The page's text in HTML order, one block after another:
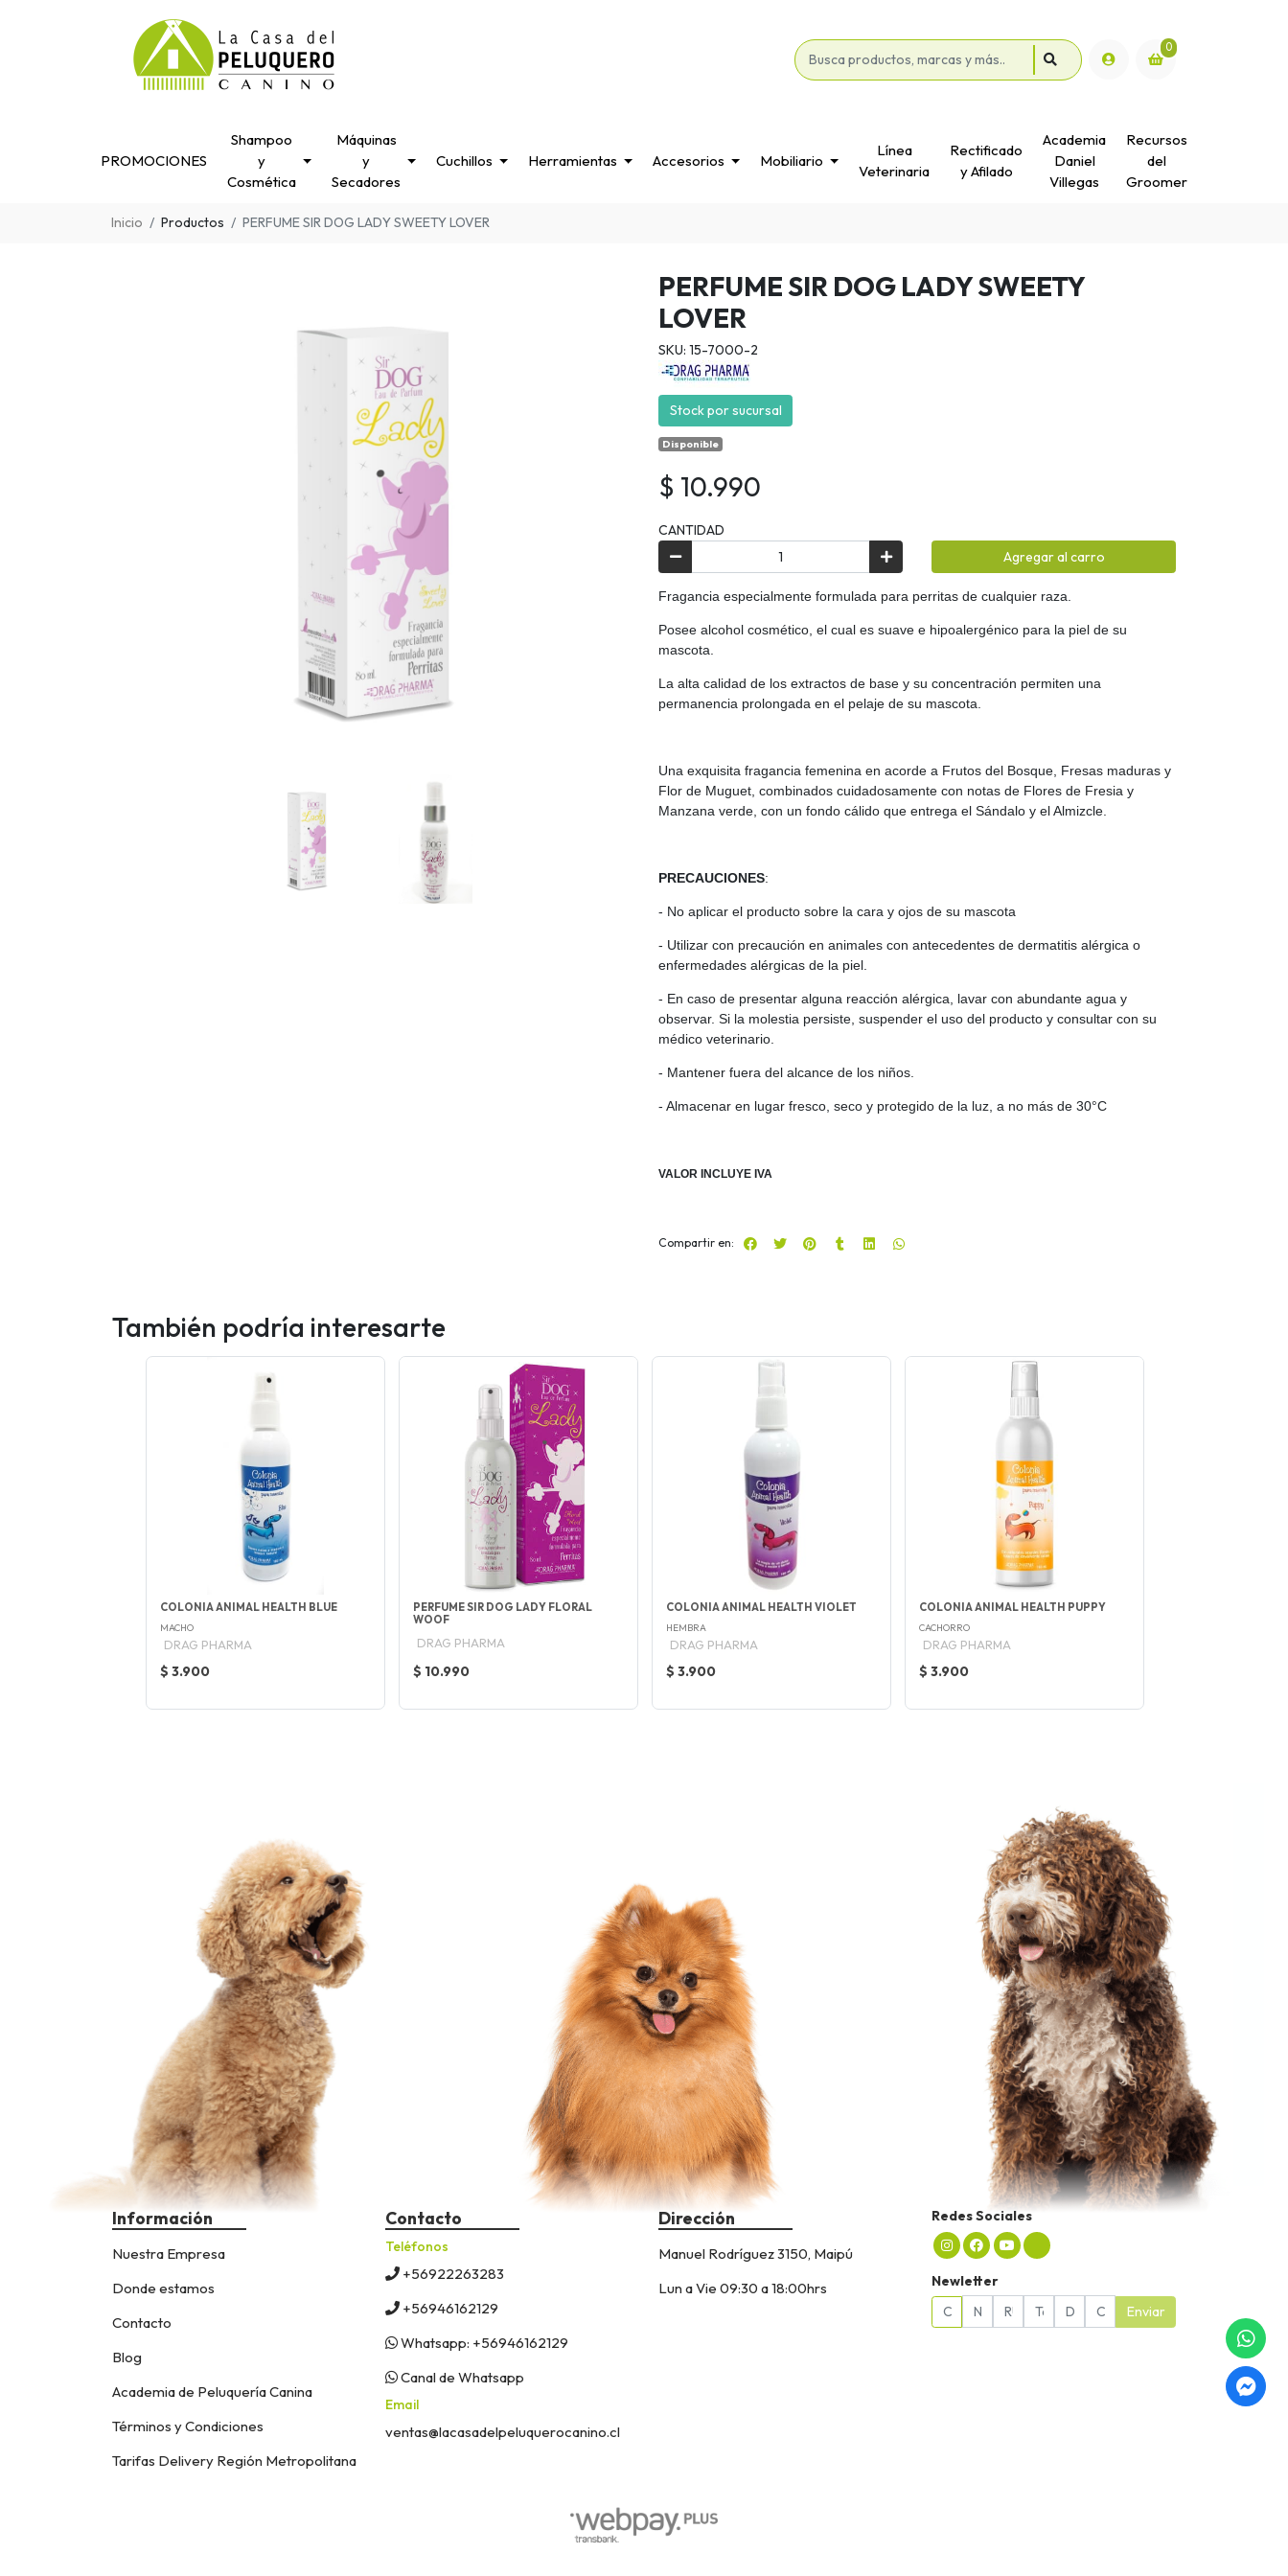
0
PROMOCIONES
Shampoo
y
Cosmética
Máquinas
y
Secadores
Cuchillos Herramientas Accesorios Mobiliario
Línea
Veterinaria
Rectificado
y Afilado
Academia
Daniel
Villegas
Recursos
del
Groomer
Inicio Productos PERFUME SIR DOG LADY SWEETY LOVER
PERFUME SIR DOG LADY SWEETY
LOVER
SKU: 15-7000-2
Stock por sucursal
Disponible
$ 10.990
CANTIDAD
Agregar al carro
Fragancia especialmente formulada para perritas de cualquier raza.
Posee alcohol cosmético, el cual es suave e hipoalergénico para la piel de su
mascota.
La alta calidad de los extractos de base y su concentración permiten una
permanencia prolongada en el pelaje de su mascota.
Una exquisita fragancia femenina en acorde a Frutos del Bosque, Fresas maduras y
Flor de Muguet, combinados cuidadosamente con notas de Flores de Fresia y
Manzana verde, con un fondo cálido que entrega el Sándalo y el Almizcle.
PRECAUCIONES:
- No aplicar el producto sobre la cara y ojos de su mascota
- Utilizar con precaución en animales con antecedentes de dermatitis alérgica o
enfermedades alérgicas de la piel.
- En caso de presentar alguna reacción alérgica, lavar con abundante agua y
observar. Si la molestia persiste, suspender el uso del producto y consultar con su
médico veterinario.
- Mantener fuera del alcance de los niños.
- Almacenar en lugar fresco, seco y protegido de la luz, a no más de 30°C
VALOR INCLUYE IVA
Compartir en:
También podría interesarte
COLONIA ANIMAL HEALTH BLUE
MACHO
DRAG PHARMA
$ 3.900
PERFUME SIR DOG LADY FLORAL
WOOF
DRAG PHARMA
$ 10.990
COLONIA ANIMAL HEALTH VIOLET
HEMBRA
DRAG PHARMA
$ 3.900
COLONIA ANIMAL HEALTH PUPPY
CACHORRO
DRAG PHARMA
$ 3.900
Información
Nuestra Empresa
Donde estamos
Contacto
Blog
Academia de Peluquería Canina
Términos y Condiciones
Tarifas Delivery Región Metropolitana
Contacto
Teléfonos
+56922263283
+56946162129
Whatsapp: +56946162129
Canal de Whatsapp
Email
ventas@lacasadelpeluquerocanino.cl
Dirección
Manuel Rodríguez 3150, Maipú
Lun a Vie 09:30 a 18:00hrs
Redes Sociales
Newletter
Enviar